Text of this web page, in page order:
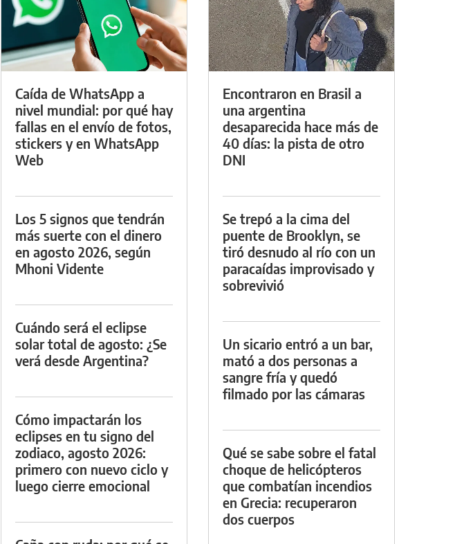
Caída de WhatsApp a
nivel mundial: por qué hay
fallas en el envío de fotos,
stickers y en WhatsApp
Web
Los 5 signos que tendrán
más suerte con el dinero
en agosto 2026, según
Mhoni Vidente
Cuándo será el eclipse
solar total de agosto: ¿Se
verá desde Argentina?
Cómo impactarán los
eclipses en tu signo del
zodiaco, agosto 2026:
primero con nuevo ciclo y
luego cierre emocional
Encontraron en Brasil a
una argentina
desaparecida hace más de
40 días: la pista de otro
DNI
Se trepó a la cima del
puente de Brooklyn, se
tiró desnudo al río con un
paracaídas improvisado y
sobrevivió
Un sicario entró a un bar,
mató a dos personas a
sangre fría y quedó
filmado por las cámaras
Qué se sabe sobre el fatal
choque de helicópteros
que combatían incendios
en Grecia: recuperaron
dos cuerpos